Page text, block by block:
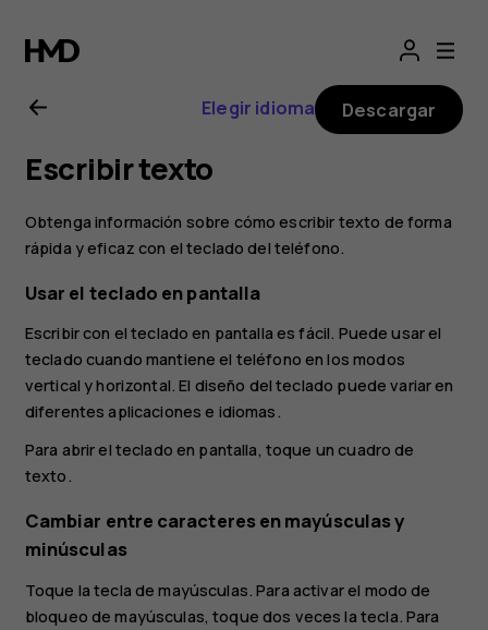
Guía
del
usuario
de
Nokia
2.1
Elegir idioma Descargar
Escribir texto
Obtenga información sobre cómo escribir texto de forma
rápida y eficaz con el teclado del teléfono.
Usar el teclado en pantalla
Escribir con el teclado en pantalla es fácil. Puede usar el
teclado cuando mantiene el teléfono en los modos
vertical y horizontal. El diseño del teclado puede variar en
diferentes aplicaciones e idiomas.
Para abrir el teclado en pantalla, toque un cuadro de
texto.
Cambiar entre caracteres en mayúsculas y
minúsculas
Toque la tecla de mayúsculas. Para activar el modo de
bloqueo de mayúsculas, toque dos veces la tecla. Para